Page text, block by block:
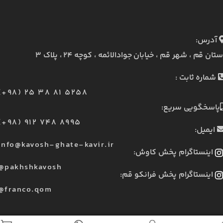
آدرس:
قم ، شهر قم ، خیابان جوادالائمه ، کوچه ۲۴ ، پلاک ۳
شماره ثابت :
25 38 81 5258
پاسخگویی سریع:
912 748 8995
ایمیل:
ghate-kavir.ir
اینستاگرام پخش کاوش:
اینستاگرام پخش فرانکو قم: